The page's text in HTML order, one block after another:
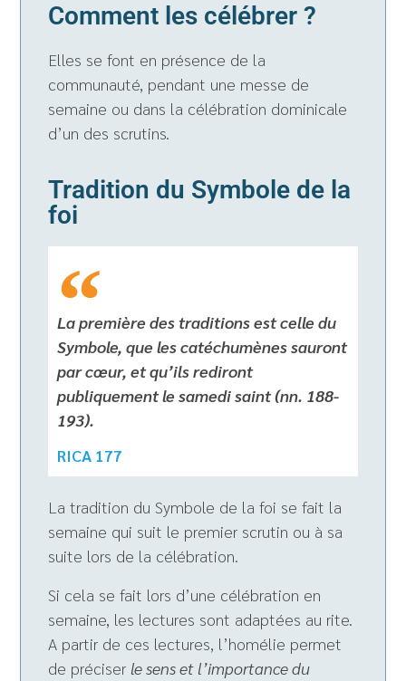
Comment les célébrer ?
Elles se font en présence de la
communauté, pendant une messe de
semaine ou dans la célébration dominicale
d’un des scrutins.
Tradition du Symbole de la
foi
La première des traditions est celle du
Symbole, que les catéchumènes sauront
par cœur, et qu’ils rediront
publiquement le samedi saint (nn. 188-
193).
RICA 177
La tradition du Symbole de la foi se fait la
semaine qui suit le premier scrutin ou à sa
suite lors de la célébration.
Si cela se fait lors d’une célébration en
semaine, les lectures sont adaptées au rite.
A partir de ces lectures, l’homélie permet
de préciser le sens et l’importance du